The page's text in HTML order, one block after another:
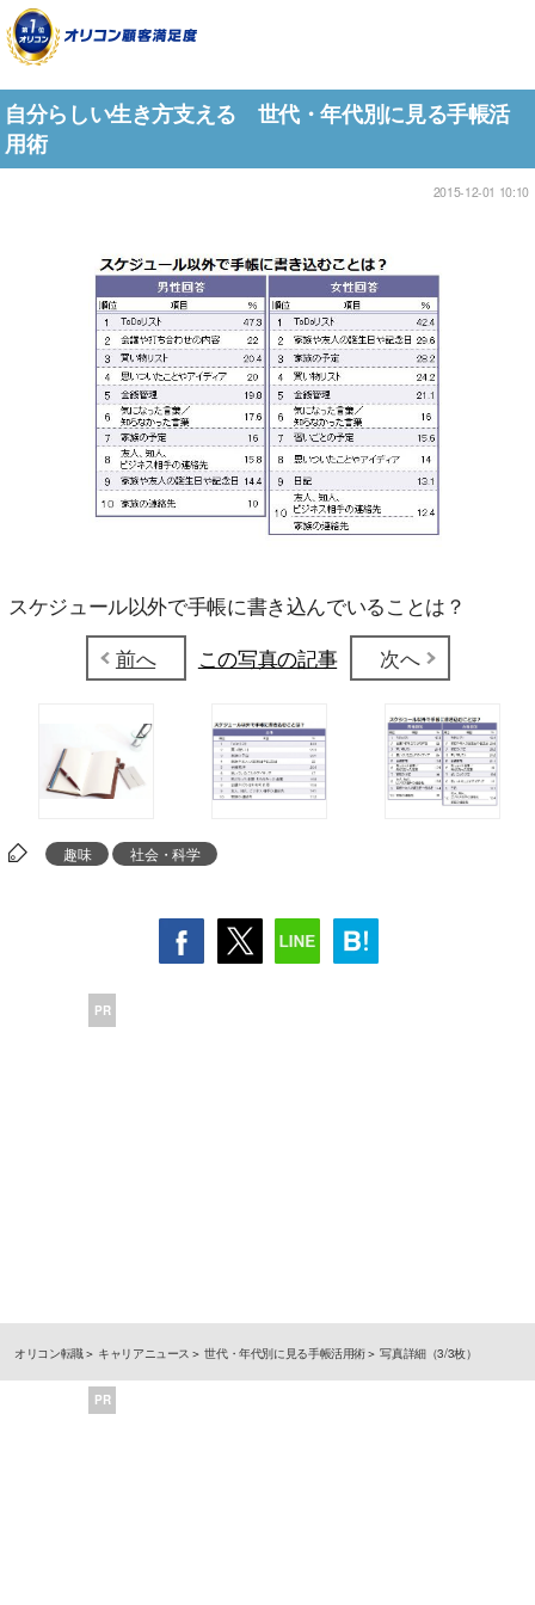
自分らしい生き方支える 世代・年代別に見る手帳活
用術
2015-12-01 10:10
スケジュール以外で手帳に書き込んでいることは？
前へ
この写真の記事 次へ
趣味 社会・科学
PR
オリコン転職 キャリアニュース 世代・年代別に見る手帳活用術 写真詳細（3/3枚）
PR